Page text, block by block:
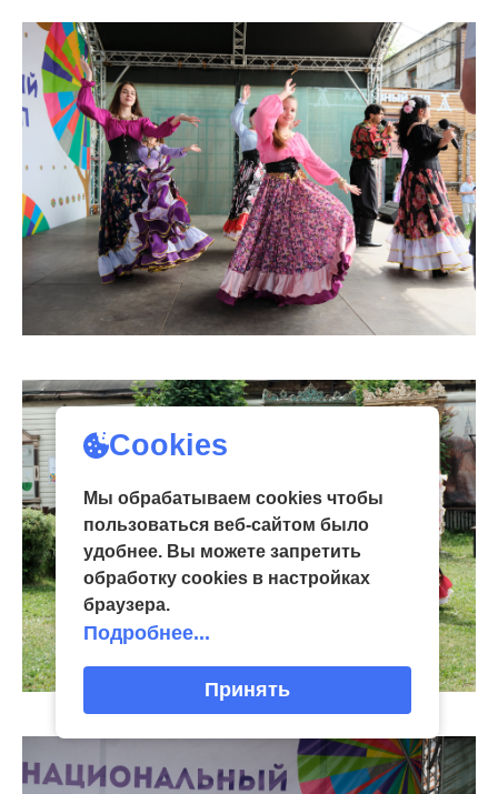
Cookies
Мы обрабатываем cookies чтобы
пользоваться веб-сайтом было
удобнее. Вы можете запретить
обработку сookies в настройках
браузера.
Подробнее...
Принять